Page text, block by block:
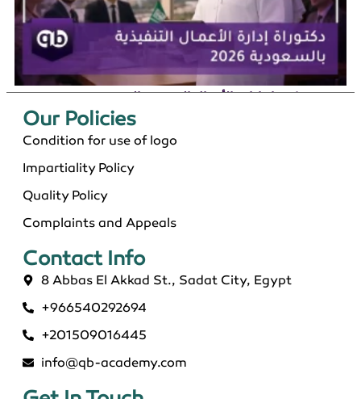
دكتوراة إدارة الأعمال التنفيذية بالسعودية 2026
ماجستير عن بعد معتمد في السعودية 2026
Our Policies​
Condition for use of logo
Impartiality Policy
Quality Policy
Complaints and Appeals
Contact Info​
8 Abbas El Akkad St., Sadat City, Egypt
+966540292694
+201509016445
info@qb-academy.com